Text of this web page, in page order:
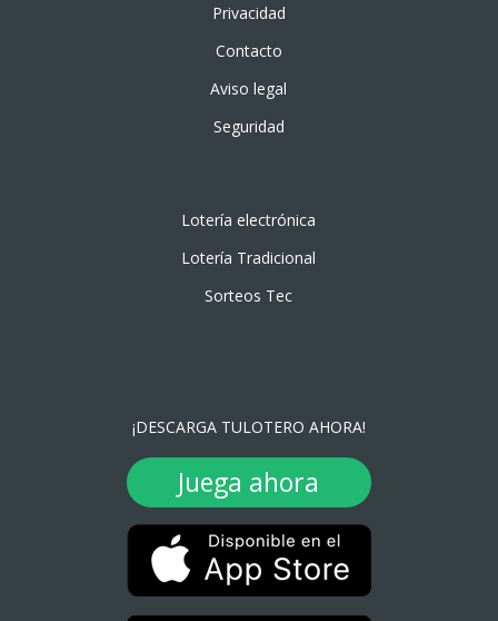
Privacidad
Contacto
Aviso legal
Seguridad
Lotería electrónica
Lotería Tradicional
Sorteos Tec
¡DESCARGA TULOTERO AHORA!
Juega ahora